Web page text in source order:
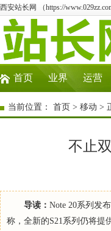
西安站长网 （https://
首页 业界 运营
当前位置： 首页 > 移动 >
不止
导读： Note 20系列发
称，全新的S21系列仍将提